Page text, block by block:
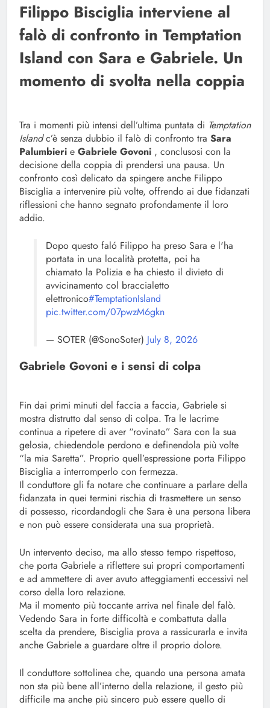
Filippo Bisciglia interviene al
falò di confronto in Temptation
Island con Sara e Gabriele. Un
momento di svolta nella coppia
Tra i momenti più intensi dell’ultima puntata di Temptation
Islandc’è senza dubbio il falò di confronto tra Sara
Palumbieri e Gabriele Govoni , conclusosi con la
decisione della coppia di prendersi una pausa. Un
confronto così delicato da spingere anche Filippo
Bisciglia a intervenire più volte, offrendo ai due fidanzati
riflessioni che hanno segnato profondamente il loro
addio.
Dopo questo faló Filippo ha preso Sara e l'ha
portata in una località protetta, poi ha
chiamato la Polizia e ha chiesto il divieto di
avvicinamento col braccialetto
elettronico#TemptationIsland
pic.twitter.com/07pwzM6gkn
— SOTER (@SonoSoter) July 8, 2026
Gabriele Govoni e i sensi di colpa
Fin dai primi minuti del faccia a faccia, Gabriele si
mostra distrutto dal senso di colpa. Tra le lacrime
continua a ripetere di aver “rovinato” Sara con la sua
gelosia, chiedendole perdono e definendola più volte
“la mia Saretta”. Proprio quell’espressione porta Filippo
Bisciglia a interromperlo con fermezza.
Il conduttore gli fa notare che continuare a parlare della
fidanzata in quei termini rischia di trasmettere un senso
di possesso, ricordandogli che Sara è una persona libera
e non può essere considerata una sua proprietà.
Un intervento deciso, ma allo stesso tempo rispettoso,
che porta Gabriele a riflettere sui propri comportamenti
e ad ammettere di aver avuto atteggiamenti eccessivi nel
corso della loro relazione.
Ma il momento più toccante arriva nel finale del falò.
Vedendo Sara in forte difficoltà e combattuta dalla
scelta da prendere, Bisciglia prova a rassicurarla e invita
anche Gabriele a guardare oltre il proprio dolore.
Il conduttore sottolinea che, quando una persona amata
non sta più bene all’interno della relazione, il gesto più
difficile ma anche più sincero può essere quello di